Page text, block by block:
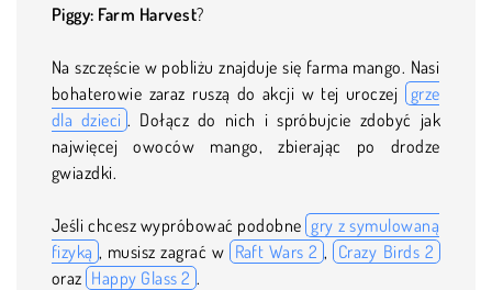
Piggy: Farm Harvest?
Na szczęście w pobliżu znajduje się farma mango. Nasi
bohaterowie zaraz ruszą do akcji w tej uroczej grze
dla dzieci . Dołącz do nich i spróbujcie zdobyć jak
najwięcej owoców mango, zbierając po drodze
gwiazdki.
Jeśli chcesz wypróbować podobne gry z symulowaną
fizyką , musisz zagrać w Raft Wars 2 , Crazy Birds 2
oraz Happy Glass 2 .